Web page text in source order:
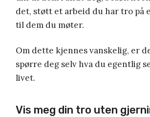
det, støtt et arbeid du har tro på
til dem du møter.
Om dette kjennes vanskelig, er
spørre deg selv hva du egentlig
livet.
Vis meg din tro uten